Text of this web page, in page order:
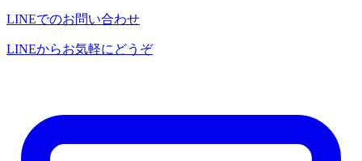
LINEでのお問い合わせ
LINEからお気軽にどうぞ